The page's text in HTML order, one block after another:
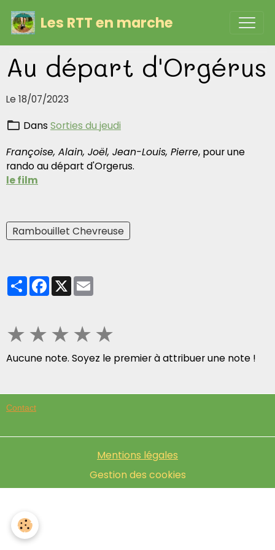
Les RTT en marche
Au départ d'Orgérus
Le 18/07/2023
DansSorties du jeudi
Françoise, Alain, Joël, Jean-Louis, Pierre, pour une
rando au départ d'Orgerus.
le film
Rambouillet Chevreuse
PartagerFacebook
X
★★★★★
Aucune note. Soyez le premier à attribuer une note !
Contact
Mentions légales
Gestion des cookies